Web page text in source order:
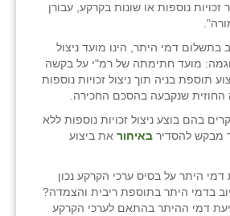
נוספות או שונות בקרקע, עבורן
בתשלום דמי היתר, הינו מועד ניצול
מועד חתימתה של רמ"י על בקשה
תוספת בניה תוך ניצול זכויות נוספות
החוזית שנקבעה בהסכם החכירה.
בהם בוצע ניצול זכויות נוספות ללא
מבקש להסדיר באיחור את ביצוע
היתר על בסיס ערכי הקרקע נכון
בדמי היתר בתוספת ריבית והצמדה?
דמי ההיתר בהתאם לערכי הקרקע